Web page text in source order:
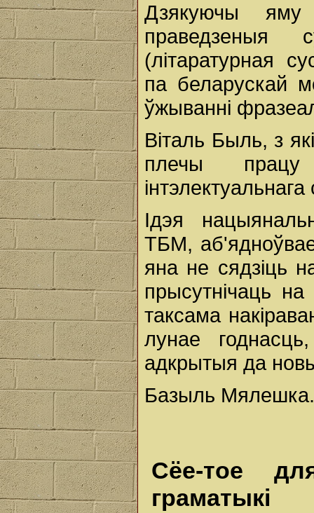
Дзякуючы
праведзеныя
(літаратурная
па беларускай
ўжыванні
Віталь Быль, з
плечы працу
Ідэя
ТБМ, аб'ядноўвае
яна не сядзіць
прысутнічаць
таксама
лунае
адкрытыя да
Базыль Мялешка.
Сёе-тое
граматыкі